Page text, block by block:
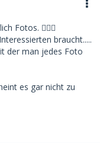
Fotos. 🤷🏻‍♀️
braucht.....
der man jedes Foto
es gar nicht zu